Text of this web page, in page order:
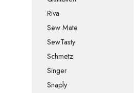
Riva
Sew Mate
SewTasty
Schmetz
Singer
Snaply